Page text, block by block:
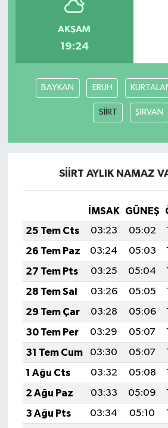
AKŞAM
19:24
BAYKAN ERUH
SİİRT ŞIRVAN
SİİRT AYLIK NAMAZ
İMSAK GÜNEŞ
25 Tem Cts
03:23 05:02
26 Tem Paz
03:24 05:03
27 Tem Pts
03:25 05:04
28 Tem Sal
03:26 05:05
29 Tem Çar
03:28 05:06
30 Tem Per
03:29 05:07
31 Tem Cum
03:30 05:07
1 Ağu Cts
03:32 05:08
2 Ağu Paz
03:33 05:09
3 Ağu Pts
03:34 05:10
Resmî ilanlar
Siyaset
Spor
Ulusal